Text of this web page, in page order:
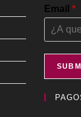
Email *